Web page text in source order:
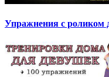
Упражнения с роликом